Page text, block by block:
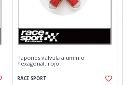
Tapones válvula aluminio
hexagonal. rojo
RACE SPORT